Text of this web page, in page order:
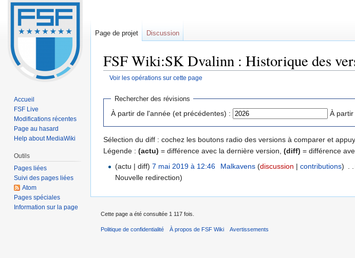
FSF Wiki:SK Dvalinn : Historique des
Voir les opérations sur cette page
Sauter
navigation
Sauter
recherche
Rechercher des révisions
À partir de l'année (et précédentes) : À
Sélection du diff : cochez les boutons radio des versions à comparer et
Légende : (actu) = différence avec la dernière version, (diff) = différence
(actu | diff) 7 mai 2019 à 12:46 Malkavens (discussion | contributions)
Nouvelle redirection)
Page de projet Discussion
Accueil
FSF Live
Modifications récentes
Page au hasard
Help about MediaWiki
Outils
Pages liées
Suivi des pages liées
Atom
Pages spéciales
Information sur la page
Cette page a été consultée 1 117 fois.
Politique de confidentialité À propos de FSF Wiki Avertissements